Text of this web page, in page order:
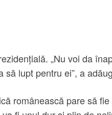
„Nu voi da
lupt pentru ei”, a
românească pare să